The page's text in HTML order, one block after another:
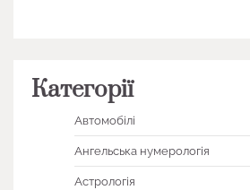
Категорії
Автомобілі
Ангельська нумерологія
Астрологія